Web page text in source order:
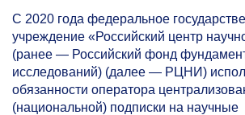
С 2020 года федеральное
учреждение «Российский центр
(ранее — Российский фонд
исследований) (далее — РЦНИ)
обязанности оператора
(национальной) подписки на научные